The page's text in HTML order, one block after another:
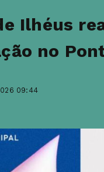
Ilhéus
no
09:44